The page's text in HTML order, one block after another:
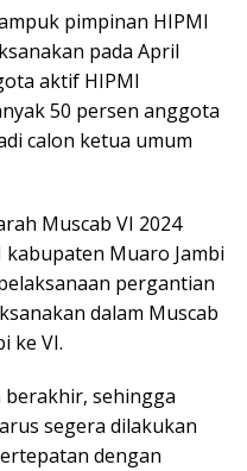
pimpinan HIPMI
pada April
aktif HIPMI
50 persen anggota
calon ketua umum
Muscab VI 2024
Muaro Jambi
pergantian
dalam Muscab
ke VI.
berakhir, sehingga
segera dilakukan
dengan